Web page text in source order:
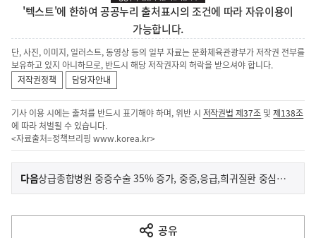
'텍스트'에 한하여 공공누리 출처표시의 조건에 따라 자유이용이
가능합니다.
단, 사진, 이미지, 일러스트, 동영상 등의 일부 자료는 문화체육관광부가 저작권 전부를
보유하고 있지 아니하므로, 반드시 해당 저작권자의 허락을 받으셔야 합니다.
저작권정책
담당자안내
기사 이용 시에는 출처를 반드시 표기해야 하며, 위반 시 저작권법 제37조 및제138조
에 따라 처벌될 수 있습니다.
<자료출처=정책브리핑 www.korea.kr>
이
전
다
다음기
상급종합병원 중증수술 35% 증가, 중증,응급,희귀질환 중심 전환 본격화
공유